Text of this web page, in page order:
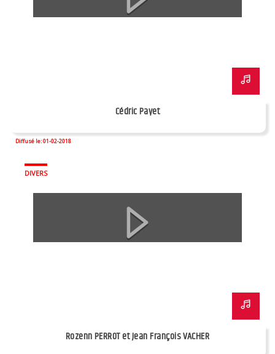
Cédric Payet
Diffusé le: 01-02-2018
DIVERS
Rozenn PERROT et Jean François VACHER